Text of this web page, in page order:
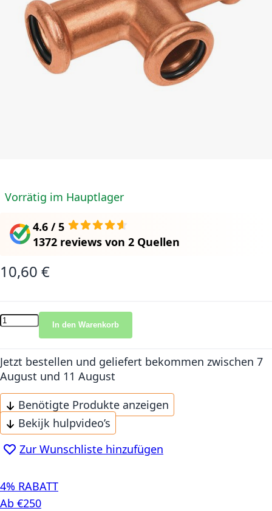
Vorrätig im Hauptlager
4.6 / 5
1372 reviews von 2 Quellen
10,60 €
In den Warenkorb
Jetzt bestellen und geliefert bekommen zwischen 7
August und 11 August
Benötigte Produkte anzeigen
Bekijk hulpvideo’s
Zur Wunschliste hinzufügen
4% RABATT
Ab €250